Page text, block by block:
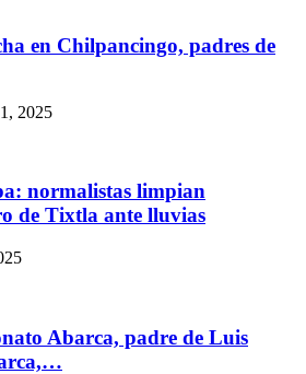
en Chilpancingo, padres de
2025
normalistas limpian
de Tixtla ante lluvias
Abarca, padre de Luis